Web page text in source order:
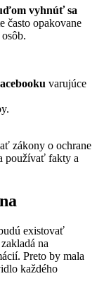
vyhnúť sa
často opakovane
varujúce
zákony o ochrane
používať fakty a
existovať
na
Preto by mala
každého